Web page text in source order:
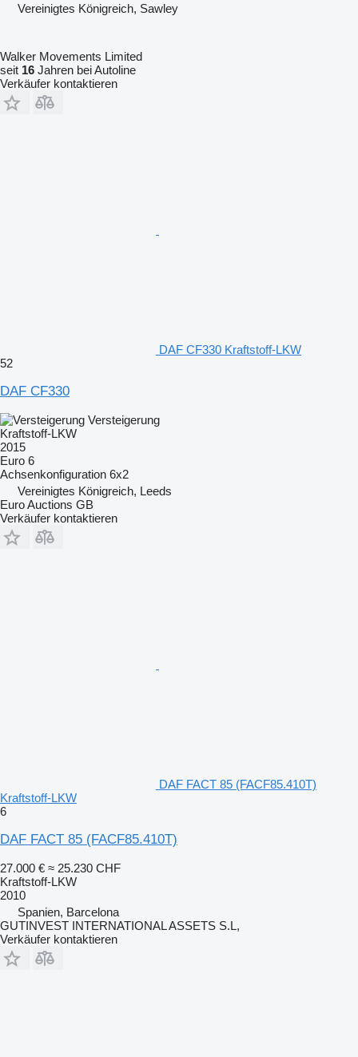
Vereinigtes Königreich, Sawley
Walker Movements Limited
seit 16 Jahren bei Autoline
Verkäufer kontaktieren
DAF CF330 Kraftstoff-LKW
52
DAF CF330
Versteigerung
Kraftstoff-LKW
2015
Euro 6
Achsenkonfiguration 6x2
Vereinigtes Königreich, Leeds
Euro Auctions GB
Verkäufer kontaktieren
DAF FACT 85 (FACF85.410T)
Kraftstoff-LKW
6
DAF FACT 85 (FACF85.410T)
27.000 € ≈ 25.230 CHF
Kraftstoff-LKW
2010
Spanien, Barcelona
GUTINVEST INTERNATIONAL ASSETS S.L,
Verkäufer kontaktieren